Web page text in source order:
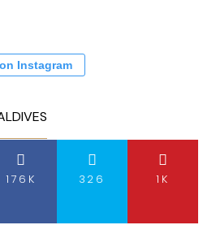
Instagram
176K 326 1K